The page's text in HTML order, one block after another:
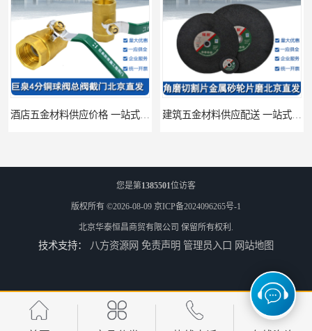
脸盆冷热水龙头批发商 水龙头冷热洗脸盆池 全城配送 厨房冷热水龙头批发 三孔面盆通用中珠 24小时内送达
您是第1385501位访客
版权所有 ©2026-08-09 京ICP备2024096265号-1
北京华泰恒昌商贸有限公司 保留所有权利.
技术支持： 八方资源网 免责声明 管理员入口 网站地图